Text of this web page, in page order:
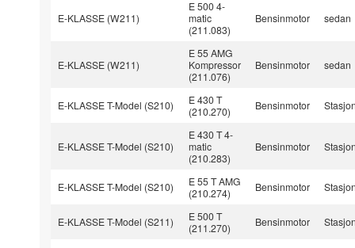
E-KLASSE (W211)
E 500 4-
matic
(211.083)
Bensinmotor sedan
E-KLASSE (W211)
E 55 AMG
Kompressor
(211.076)
Bensinmotor sedan
E-KLASSE T-Model (S210)
E 430 T
(210.270)
Bensinmotor
E-KLASSE T-Model (S210)
E 430 T 4-
matic
(210.283)
Bensinmotor
E-KLASSE T-Model (S210)
E 55 T AMG
(210.274)
Bensinmotor
E-KLASSE T-Model (S211)
E 500 T
(211.270)
Bensinmotor